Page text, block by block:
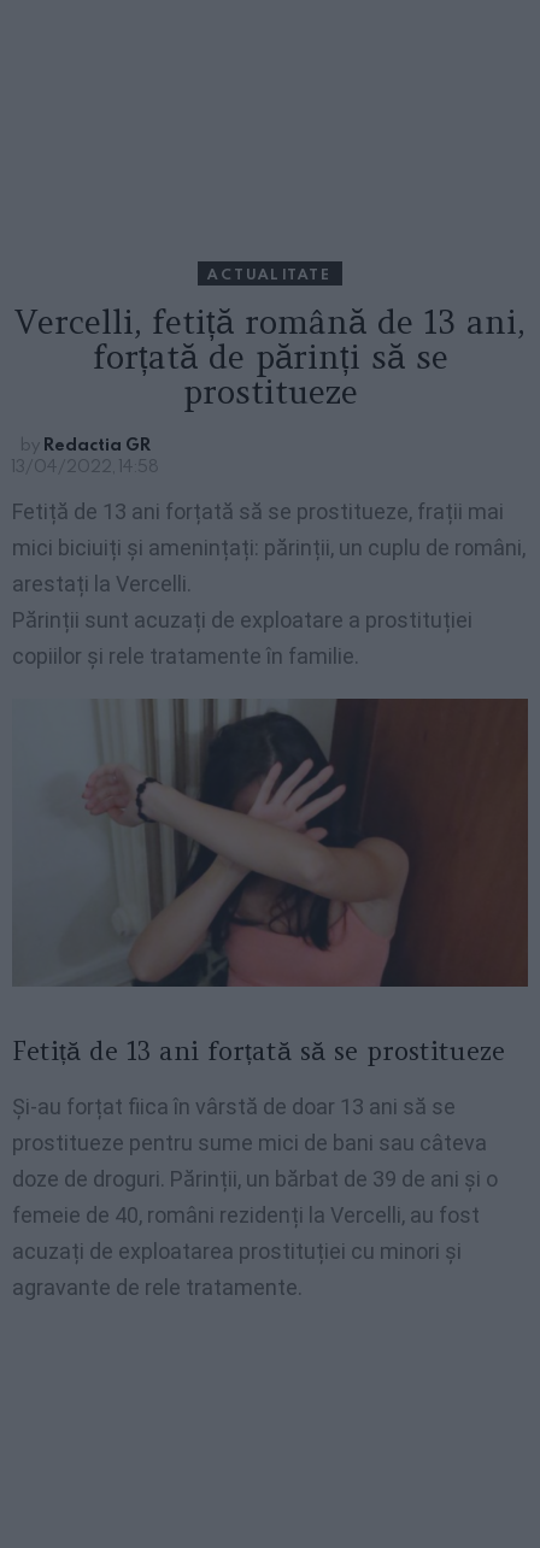
ACTUALITATE
Vercelli, fetiță română de 13 ani,
forțată de părinți să se
prostitueze
by Redactia GR
13/04/2022, 14:58
Fetiță de 13 ani forțată să se prostitueze, frații mai
mici biciuiți și amenințați: părinții, un cuplu de români,
arestați la Vercelli.
Părinții sunt acuzați de exploatare a prostituției
copiilor și rele tratamente în familie.
Fetiță de 13 ani forțată să se prostitueze
Și-au forțat fiica în vârstă de doar 13 ani să se
prostitueze pentru sume mici de bani sau câteva
doze de droguri. Părinții, un bărbat de 39 de ani și o
femeie de 40, români rezidenți la Vercelli, au fost
acuzați de exploatarea prostituției cu minori și
agravante de rele tratamente.